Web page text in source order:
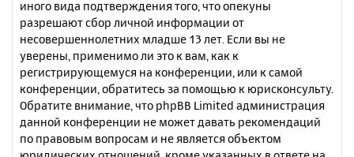
иного вида подтверждения того, что опекуны
разрешают сбор личной информации от
несовершеннолетних младше 13 лет. Если вы не
уверены, применимо ли это к вам, как к
регистрирующемуся на конференции, или к самой
конференции, обратитесь за помощью к юрисконсульту.
Обратите внимание, что phpBB Limited администрация
данной конференции не может давать рекомендаций
по правовым вопросам и не является объектом